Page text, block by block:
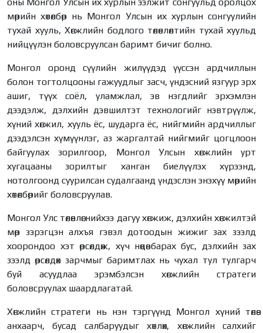
мөрийн хөтөлбөр нь Монгол Улсын их хурлын сонгуулийн
тухай хууль, Хөгжлийн бодлого төлөвлөлтийн тухай хуульд
нийцүүлэн боловсруулсан баримт бичиг болно.
Монгол оронд сүүлийн жилүүдэд үүссэн ардчиллын
болон тогтолцооны гажуудлыг засч, үндэсний язгуур эрх
ашиг, түүх соёл, уламжлал, эв нэгдлийг эрхэмлэн
дээдэлж, дэлхийн дэвшилтэт технологийг нэвтрүүлж,
хүний хөгжил, хууль ёс, шударга ёс, нийгмийн ардчиллыг
дээдэлсэн хүмүүнлэг, аз жаргалтай нийгмийг цогцлоон
байгуулах зорилгоор, Монгол Улсын хөгжлийн урт
хугацааны зорилтыг ханган биелүүлэх хүрээнд,
нотолгоонд суурилсан судалгаанд үндэслэн энэхүү мөрийн
хөтөлбөрийг боловсруулав.
Монгол Улс төлөвлөснийхээ дагуу хөгжиж, дэлхийн хөгжилтэй
мөр зэрэгцэн алхъя гэвэл дотоодын жижиг зах зээлд
хоорондоо хэт өрсөлдөж, хүч нөөцөө барах бус, дэлхийн зах
зээлд өрсөлдөх зарчмыг баримтлах нь чухал тул тулгарч
буй асуудлаа эрэмбэлсэн хөгжлийн стратеги
боловсруулах шаардлагатай.
Хөгжлийн стратеги нь нэн тэргүүнд Монгол хүний төлөө
анхаарч, бусад салбаруудыг хөтлөх, хөгжлийн салхийг